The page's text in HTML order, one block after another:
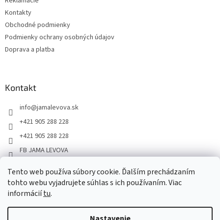
Tento web používa súbory cookie. Ďalším prechádzaním
tohto webu vyjadrujete súhlas s ich používaním. Viac
informáciítu.
Kontakty
Obchodné podmienky
Podmienky ochrany osobných údajov
Doprava a platba
Kontakt
info@jamalevova.sk
+421 905 288 228
+421 905 288 228
FB JAMA LEVOVA
JamaLevova
+421905288228